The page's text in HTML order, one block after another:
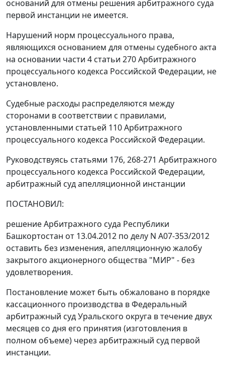
оснований для отмены решения арбитражного суда
первой инстанции не имеется.
Нарушений норм процессуального права,
являющихся основанием для отмены судебного акта
на основании части 4 статьи 270Арбитражного
процессуального кодекса Российской Федерации, не
установлено.
Судебные расходы распределяются между
сторонами в соответствии с правилами,
установленными статьей 110Арбитражного
процессуального кодекса Российской Федерации.
Руководствуясь статьями 176, 268-271 Арбитражного
процессуального кодекса Российской Федерации,
арбитражный суд апелляционной инстанции
ПОСТАНОВИЛ:
решениеАрбитражного суда Республики
Башкортостан от 13.04.2012 по делу N А07-353/2012
оставить без изменения, апелляционную жалобу
закрытого акционерного общества "МИР" - без
удовлетворения.
Постановление может быть обжаловано в порядке
кассационного производства в Федеральный
арбитражный суд Уральского округа в течение двух
месяцев со дня его принятия (изготовления в
полном объеме) через арбитражный суд первой
инстанции.